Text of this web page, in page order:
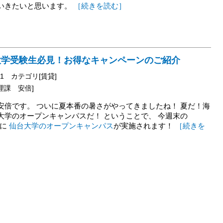
きたいと思います。 ［続きを読む］
受験生必見！お得なキャンペーンのご紹介
カテゴリ[賃貸]
課 安倍]
倍です。 ついに夏本番の暑さがやってきましたね！ 夏だ！海
学のオープンキャンパスだ！ ということで、 今週末の
仙台大学のオープンキャンパスが実施されます！ ［続きを